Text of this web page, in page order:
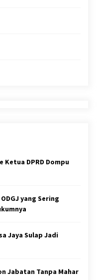
Ketua DPRD Dompu
yang Sering
Jaya Sulap Jadi
Jabatan Tanpa Mahar